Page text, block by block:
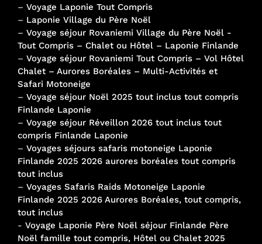
– Voyage Laponie Tout Compris
– Laponie Village du Père Noël
– Voyage séjour Rovaniemi Village du Père Noël -
Tout Compris – Chalet ou Hôtel – Laponie Finlande
– Voyage séjour Rovaniemi Tout Compris – Vol Hôtel
Chalet – Aurores Boréales – Multi-Activités et
Safari Motoneige
– Voyage séjour Noël 2025 tout inclus tout compris
Finlande Laponie
– Voyage séjour Réveillon 2026 tout inclus tout
compris Finlande Laponie
– Voyages séjours safaris motoneige Laponie
Finlande 2025 2026 aurores boréales tout compris
tout inclus
– Voyages Safaris Raids Motoneige Laponie
Finlande 2025 2026 Aurores Boréales, tout compris,
tout inclus
- Voyage Laponie Père Noël séjour Finlande Père
Noël famille tout compris, Hôtel ou Chalet 2025